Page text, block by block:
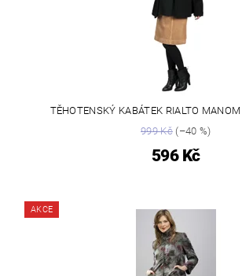
TĚHOTENSKÝ KABÁTEK RIALTO
999 Kč(–40 %)
596 Kč
AKCE